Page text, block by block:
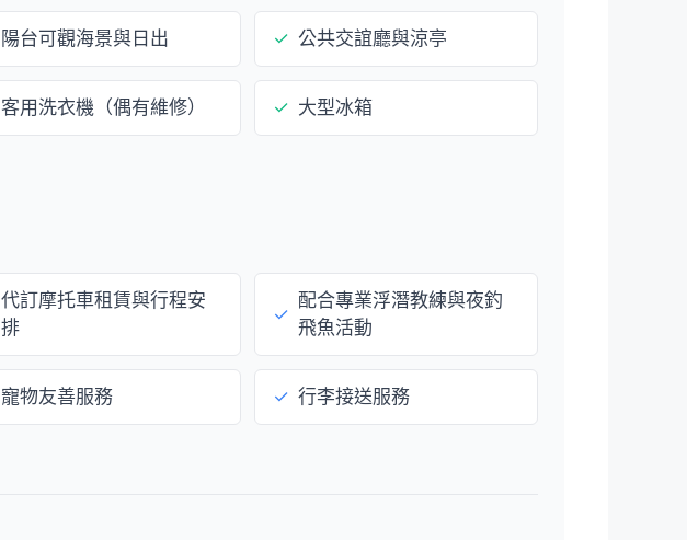
陽台可觀海景與日出 ✓ 公共交誼廳與涼亭
客用洗衣機（偶有維修） ✓ 大型冰箱
代訂摩托車租賃與行程安
排
✓
配合專業浮潛教練與夜釣
飛魚活動
寵物友善服務 ✓ 行李接送服務